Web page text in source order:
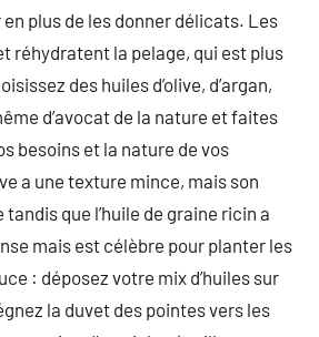
plus de les donner délicats. Les
réhydratent la pelage, qui est plus
des huiles d’olive, d’argan,
d’avocat de la nature et faites
besoins et la nature de vos
a une texture mince, mais son
que l’huile de graine ricin a
mais est célèbre pour planter les
: déposez votre mix d’huiles sur
la duvet des pointes vers les